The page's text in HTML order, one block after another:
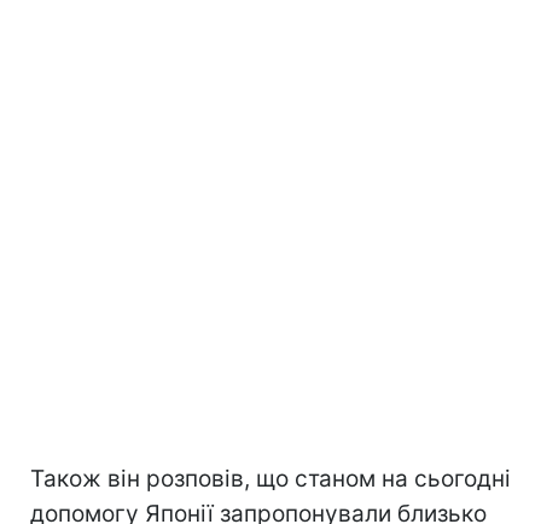
Також він розповів, що станом на сьогодні
допомогу Японії запропонували близько